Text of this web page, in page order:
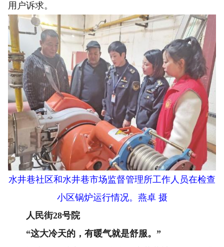
用户诉求。
水井巷社区和水井巷市场监督管理所工作人员在检查
小区锅炉运行情况。燕卓 摄
人民街28号院
“这大冷天的，有暖气就是舒服。”